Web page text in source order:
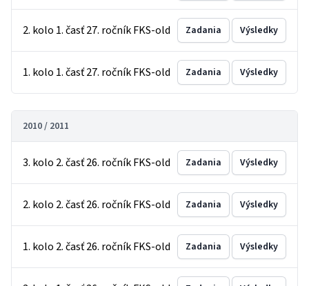
2. kolo 1. časť 27. ročník FKS-old Zadania Výsledky
1. kolo 1. časť 27. ročník FKS-old Zadania Výsledky
2010 / 2011
3. kolo 2. časť 26. ročník FKS-old Zadania Výsledky
2. kolo 2. časť 26. ročník FKS-old Zadania Výsledky
1. kolo 2. časť 26. ročník FKS-old Zadania Výsledky